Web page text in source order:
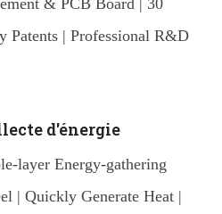
Patents | Professional R&D
d'énergie
layer Energy-gathering
| Quickly Generate Heat |